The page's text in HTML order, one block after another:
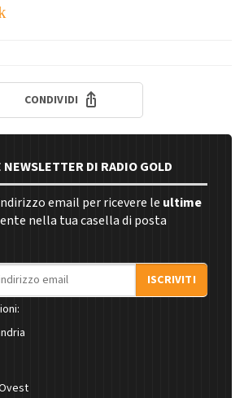
CONDIVIDI
DI RADIO GOLD
email per ricevere le ultime
nella tua casella di posta
ISCRIVITI